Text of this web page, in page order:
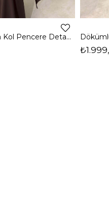
Dökümlü Pelerin Kol Pencere Detaylı Maxi Kahverengi Arlev Kadın Elbise 26Y511